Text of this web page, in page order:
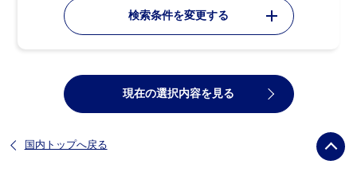
検索条件を変更する
現在の選択内容を見る
国内トップへ戻る